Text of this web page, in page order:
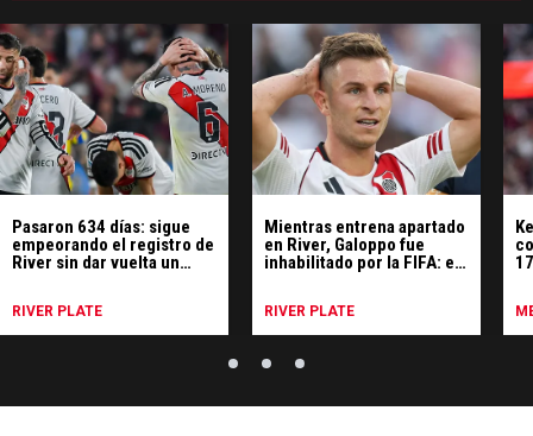
Pasaron 634 días: sigue
empeorando el registro de
River sin dar vuelta un
RIVER PLATE
Mientras entrena apartado
en River, Galoppo fue
inhabilitado por la FIFA: el
RIVER PLATE